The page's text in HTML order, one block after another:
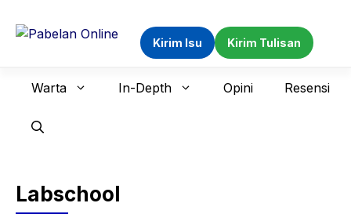
Kirim Isu Kirim Tulisan
Warta In-Depth Opini Resensi
Labschool